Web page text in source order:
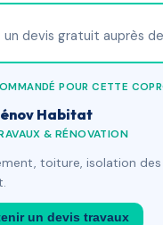
devis gratuit auprès
POUR CETTE
Habitat
& RÉNOVATION
toiture, isolation
un devis travaux